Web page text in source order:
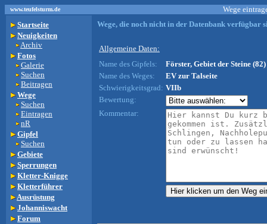
www.teufelsturm.de
Wege
Startseite
Neuigkeiten
Archiv
Fotos
Galerie
Suchen
Beitragen
Wege
Suchen
Eintragen
nR
Gipfel
Suchen
Gebiete
Sperrungen
Kletter-Knigge
Kletterführer
Ausrüstung
Johanniswacht
Forum
Wege, die noch nicht in der Datenbank verfügbar
Allgemeine Daten:
Name des Gipfels:
Förster, Gebiet der Steine (82)
Name des Weges:
EV zur Talseite
Schwierigkeitsgrad: VIIb
Bewertung:
Kommentar: